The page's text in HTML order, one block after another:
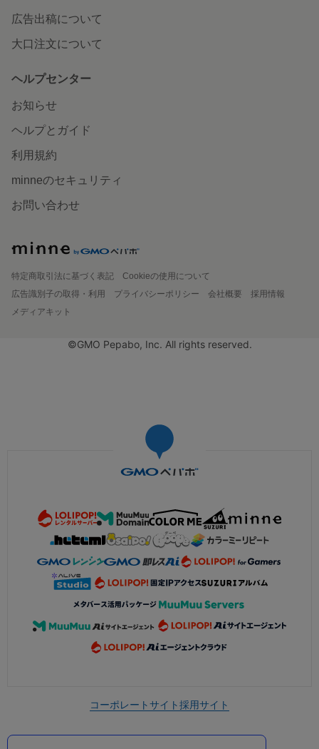
広告出稿について
大口注文について
ヘルプセンター
お知らせ
ヘルプとガイド
利用規約
minneのセキュリティ
お問い合わせ
特定商取引法に基づく表記
Cookieの使用について
広告識別子の取得・利用
プライバシーポリシー 会社概要
採用情報
メディアキット
©GMO Pepabo, Inc. All rights reserved.
コーポレートサイト採用サイト